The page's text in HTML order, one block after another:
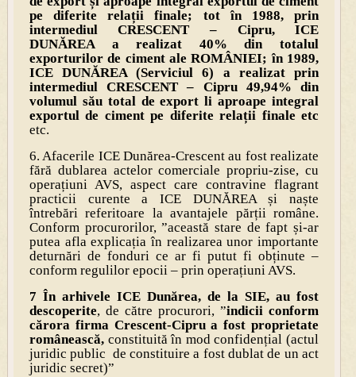
pe diferite relații finale; tot în 1988, prin
intermediul CRESCENT – Cipru, ICE
DUNĂREA a realizat 40% din totalul
exporturilor de ciment ale ROMÂNIEI; în 1989,
ICE DUNĂREA (Serviciul 6) a realizat prin
intermediul CRESCENT – Cipru 49,94% din
volumul său total de export li aproape integral
exportul de ciment pe diferite relații finale etc
etc.
6. Afacerile ICE Dunărea-Crescent au fost realizate
fără dublarea actelor comerciale propriu-zise, cu
operațiuni AVS, aspect care contravine flagrant
practicii curente a ICE DUNĂREA și naște
întrebări referitoare la avantajele părții române.
Conform procurorilor, ”această stare de fapt și-ar
putea afla explicația în realizarea unor importante
deturnări de fonduri ce ar fi putut fi obținute –
conform regulilor epocii – prin operațiuni AVS.
7 În arhivele ICE Dunărea, de la SIE, au fost
descoperite, de către procurori, ”indicii conform
cărora firma Crescent-Cipru a fost proprietate
românească,constituită în mod confidențial (actul
juridic public de constituire a fost dublat de un act
juridic secret)”